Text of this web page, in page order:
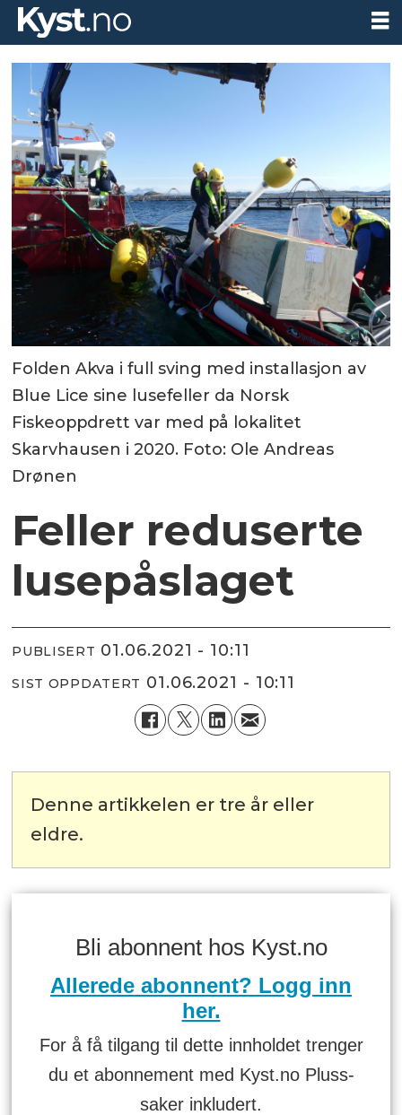
Folden Akva i full sving med installasjon av
Blue Lice sine lusefeller da Norsk
Fiskeoppdrett var med på lokalitet
Skarvhausen i 2020. Foto: Ole Andreas
Drønen
Feller reduserte
lusepåslaget
PUBLISERT 01.06.2021 - 10:11
SIST OPPDATERT 01.06.2021 - 10:11
Denne artikkelen er tre år eller
eldre.
Bli abonnent hos Kyst.no
Allerede abonnent? Logg inn
her.
For å få tilgang til dette innholdet trenger
du et abonnement med Kyst.no Pluss-
saker inkludert.